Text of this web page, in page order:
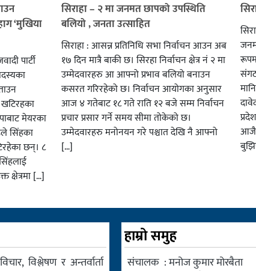
‘मुखिया
पार्टी
खटिरहका
मेयरका
सिंहका
छन्। ८
क्षेत्रमा […]
सिराहा – २ मा जनमत छापको उपस्थिति
बलियो , जनता उत्साहित
सिराहा : आसन्न प्रतिनिधि सभा निर्वाचन आउन अब
१७ दिन मात्रै बाकी छ। सिरहा निर्वाचन क्षेत्र नं २ मा
उम्मेदवारहरु आ आफ्नो प्रभाव बलियो बनाउन
कसरत गरिरहेको छ। निर्वाचन आयोगका अनुसार
आज ४ गतेबाट १८ गते राति १२ बजे सम्म निर्वाचन
प्रचार प्रसार गर्ने समय सीमा तोकेको छ।
उम्मेदवारहरु मनोनयन गरे पश्चात देखि नै आफ्नो
[…]
आजै
विश्लेषण र अन्तर्वार्ता
हाम्रो समुह
संचालक : मनोज कुमार मोरबैता